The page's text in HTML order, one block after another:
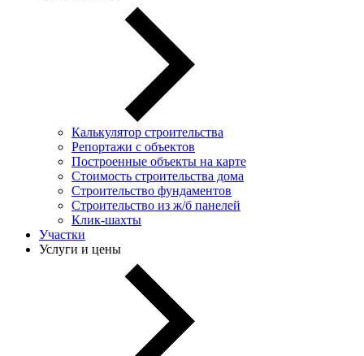
Калькулятор строительства
Репортажи с объектов
Построенные объекты на карте
Стоимость строительства дома
Строительство фундаментов
Строительство из ж/б панелей
Клик-шахты
Участки
Услуги и цены